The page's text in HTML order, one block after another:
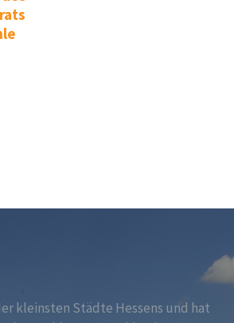
kleinsten Städte Hessens und hat